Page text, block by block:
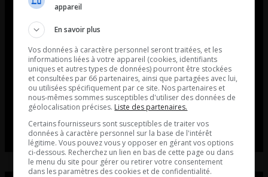
appareil
En savoir plus
Vos données à caractère personnel seront traitées, et les
informations liées à votre appareil (cookies, identifiants
uniques et autres types de données) pourront être stockées
et consultées par 66 partenaires, ainsi que partagées avec lui,
ou utilisées spécifiquement par ce site. Nos partenaires et
nous-mêmes sommes susceptibles d'utiliser des données de
géolocalisation précises. Liste des partenaires.
Certains fournisseurs sont susceptibles de traiter vos
données à caractère personnel sur la base de l'intérêt
légitime. Vous pouvez vous y opposer en gérant vos options
ci-dessous. Recherchez un lien en bas de cette page ou dans
le menu du site pour gérer ou retirer votre consentement
dans les paramètres des cookies et de confidentialité.